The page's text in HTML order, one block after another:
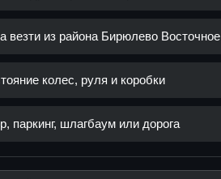
везти из района Бирюлево Восточное
колес, руля и коробки
паркинг, шлагбаум или дорога